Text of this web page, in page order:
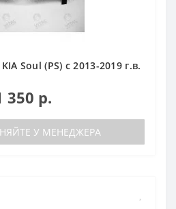
Soul (PS) с 2013-2019 г.в.
350 р.
У МЕНЕДЖЕРА